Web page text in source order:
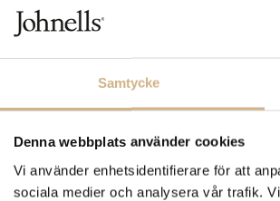
Samtycke
Denna webbplats använder cookies
Vi använder enhetsidentifierare för att
sociala medier och analysera vår trafik.